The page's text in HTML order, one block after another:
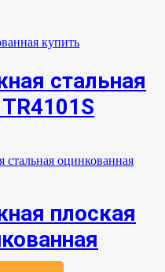
стальная
плоская